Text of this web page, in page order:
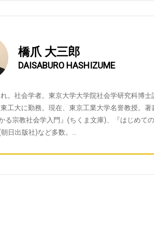
橋爪 大三郎
DAISABURO HASHIZUME
。社会学者。東京大学大学院社会学研究科博
工大に勤務。現在、東京工業大学名誉教授。
かる宗教社会学入門』(ちくま文庫)、『はじめて
日出版社)など多数。…